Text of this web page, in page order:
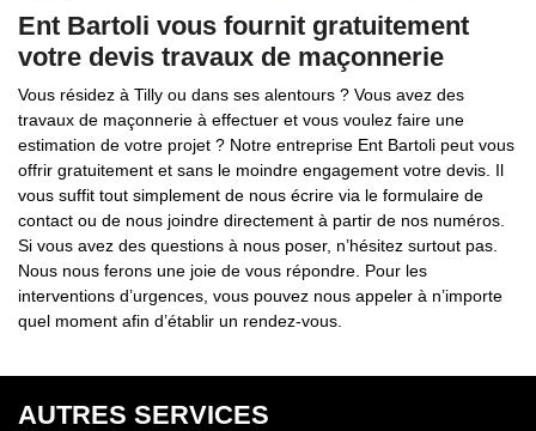
Ent Bartoli vous fournit gratuitement
votre devis travaux de maçonnerie
Vous résidez à Tilly ou dans ses alentours ? Vous avez des
travaux de maçonnerie à effectuer et vous voulez faire une
estimation de votre projet ? Notre entreprise Ent Bartoli peut vous
offrir gratuitement et sans le moindre engagement votre devis. Il
vous suffit tout simplement de nous écrire via le formulaire de
contact ou de nous joindre directement à partir de nos numéros.
Si vous avez des questions à nous poser, n’hésitez surtout pas.
Nous nous ferons une joie de vous répondre. Pour les
interventions d’urgences, vous pouvez nous appeler à n’importe
quel moment afin d’établir un rendez-vous.
AUTRES SERVICES